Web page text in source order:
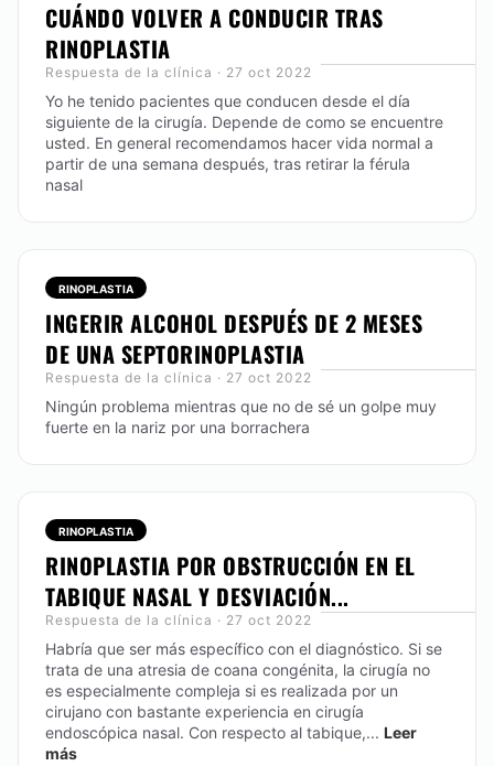
CUÁNDO VOLVER A CONDUCIR TRAS
RINOPLASTIA
Respuesta de la clínica · 27 oct 2022
Yo he tenido pacientes que conducen desde el día
siguiente de la cirugía. Depende de como se encuentre
usted. En general recomendamos hacer vida normal a
partir de una semana después, tras retirar la férula
nasal
RINOPLASTIA
INGERIR ALCOHOL DESPUÉS DE 2 MESES
DE UNA SEPTORINOPLASTIA
Respuesta de la clínica · 27 oct 2022
Ningún problema mientras que no de sé un golpe muy
fuerte en la nariz por una borrachera
RINOPLASTIA
RINOPLASTIA POR OBSTRUCCIÓN EN EL
TABIQUE NASAL Y DESVIACIÓN...
Respuesta de la clínica · 27 oct 2022
Habría que ser más específico con el diagnóstico. Si se
trata de una atresia de coana congénita, la cirugía no
es especialmente compleja si es realizada por un
cirujano con bastante experiencia en cirugía
endoscópica nasal. Con respecto al tabique,... Leer
más